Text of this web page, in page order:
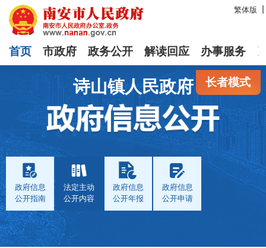
繁体版
首页 市政府 政务公开 解读回应 办事服务
长者模式
诗山镇人民政府
政府信息
公开指南
法定主动
公开内容
政府信息
公开年报
政府信息
公开申请